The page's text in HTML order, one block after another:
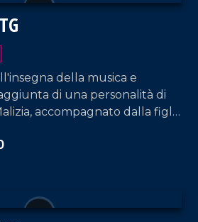
della musica e
di una personalità di
accompagnato dalla figlia
calabrese.